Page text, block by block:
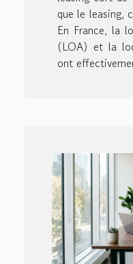
que le leasing,
En France, la
(LOA) et la
ont